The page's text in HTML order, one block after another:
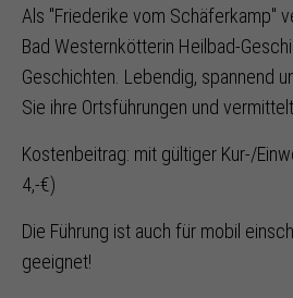
Als "Friederike vom Schäferkamp"
Bad Westernkötterin Heilbad-
Geschichten. Lebendig, spannend
Sie ihre Ortsführungen und
Kostenbeitrag: mit gültiger Kur-/
4,-€)
Die Führung ist auch für mobil
geeignet!